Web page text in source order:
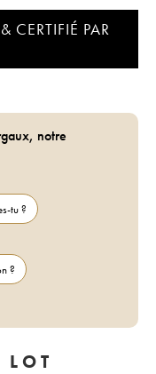
CERTIFIÉ PAR
notre
tu ?
?